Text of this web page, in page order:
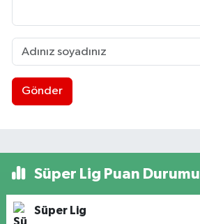
Gönder
Süper Lig Puan Durumu
Süper Lig